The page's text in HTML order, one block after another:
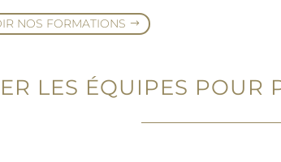
NOS FORMATIONS
LES ÉQUIPES POUR